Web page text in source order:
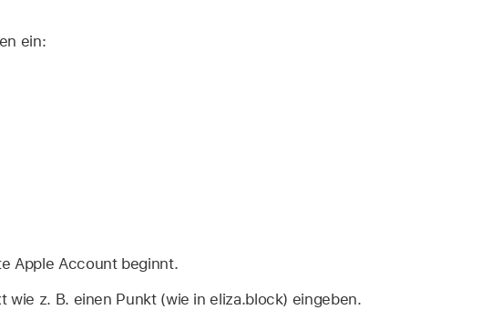
ein:
Apple Accountbeginnt.
wie z. B. einen Punkt (wie in eliza.block) eingeben.